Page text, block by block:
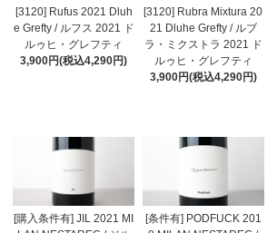
[3120] Rufus 2021 Dluh
e Grefty / ルフス 2021 ド
ルゥヒ・グレフティ
3,900円(税込4,290円)
[3120] Rubra Mixtura 20
21 Dluhe Grefty / ルブ
ラ・ミクストラ 2021 ド
ルゥヒ・グレフティ
3,900円(税込4,290円)
[購入条件有] JIL 2021 MI
[条件有] PODFUCK 201